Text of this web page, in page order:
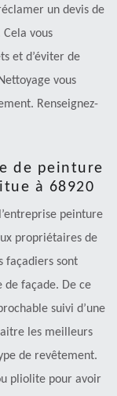
un devis de
vous
et d’éviter de
vous
Renseignez-
de peinture
à 68920
peinture
propriétaires de
façadiers sont
façade. De ce
suivi d’une
les meilleurs
de revêtement.
pliolite pour avoir